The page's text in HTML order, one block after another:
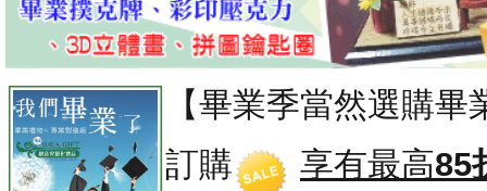
【畢業季當然選購
訂購
享有最高85